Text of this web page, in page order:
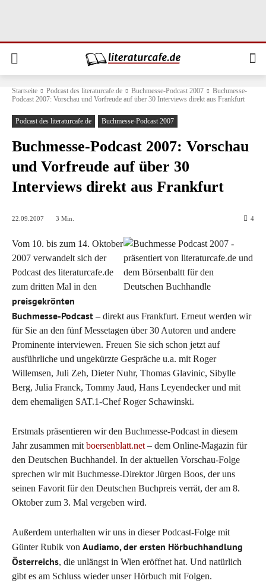
Startseite Podcast des literaturcafe.de Buchmesse-Podcast 2007
Buchmesse-
Podcast 2007: Vorschau und Vorfreude auf über 30 Interviews direkt aus Frankfurt
Podcast des literaturcafe.de Buchmesse-Podcast 2007
Buchmesse-Podcast 2007: Vorschau
und Vorfreude auf über 30
Interviews direkt aus Frankfurt
22.09.2007 3 Min. 4
Vom 10. bis zum 14. Oktober
2007 verwandelt sich der
Podcast des literaturcafe.de
zum dritten Mal in den
preisgekrönten
Buchmesse-Podcast – direkt aus Frankfurt. Erneut werden wir
für Sie an den fünf Messetagen über 30 Autoren und andere
Prominente interviewen. Freuen Sie sich schon jetzt auf
ausführliche und ungekürzte Gespräche u.a. mit Roger
Willemsen, Juli Zeh, Dieter Nuhr, Thomas Glavinic, Sibylle
Berg, Julia Franck, Tommy Jaud, Hans Leyendecker und mit
dem ehemaligen SAT.1-Chef Roger Schawinski.
Erstmals präsentieren wir den Buchmesse-Podcast in diesem
Jahr zusammen mitboersenblatt.net– dem Online-Magazin für
den Deutschen Buchhandel. In der aktuellen Vorschau-Folge
sprechen wir mit Buchmesse-Direktor Jürgen Boos, der uns
seinen Favorit für den Deutschen Buchpreis verrät, der am 8.
Oktober zum 3. Mal vergeben wird.
Außerdem unterhalten wir uns in dieser Podcast-Folge mit
Günter Rubik von Audiamo, der ersten Hörbuchhandlung
Österreichs, die unlängst in Wien eröffnet hat. Und natürlich
gibt es am Schluss wieder unser Hörbuch mit Folgen.